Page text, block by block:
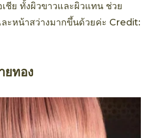
เชีย ทั้งผิวขาวและผิวแทน ช่วย
ะหน้าสว่างมากขึ้นด้วยค่ะ Credit:
ทอง